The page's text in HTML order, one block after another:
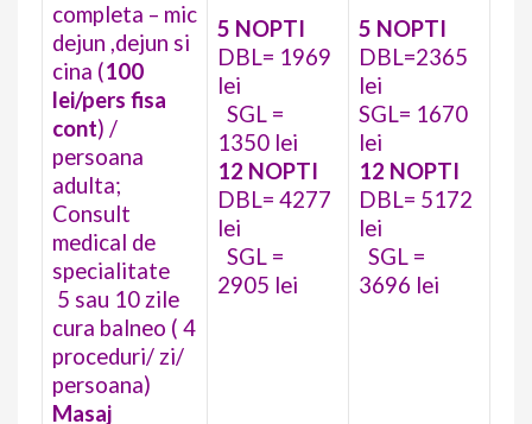
completa – mic
dejun ,dejun si
cina (100
lei/pers fisa
cont) /
persoana
adulta;
Consult
medical de
specialitate
5 sau 10 zile
cura balneo ( 4
proceduri/ zi/
persoana)
Masaj
5 NOPTI
DBL= 1969
lei
SGL =
1350 lei
12 NOPTI
DBL= 4277
lei
SGL =
2905 lei
5 NOPTI
DBL=2365
lei
SGL= 1670
lei
12 NOPTI
DBL= 5172
lei
SGL =
3696 lei